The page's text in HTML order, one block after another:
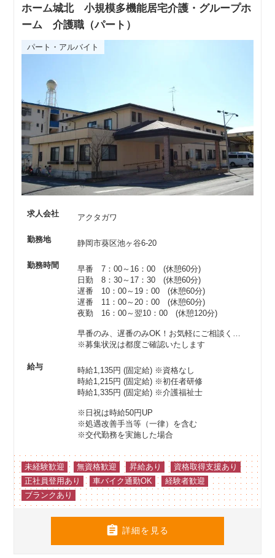
ホーム城北 小規模多機能居宅介護・グループホ
ーム 介護職（パート）
パート・アルバイト
求人会社 アクタガワ
勤務地 静岡市葵区池ヶ谷6-20
勤務時間
早番 7：00～16：00 (休憩60分)
日勤 8：30～17：30 (休憩60分)
遅番 10：00～19：00 (休憩60分)
遅番 11：00～20：00 (休憩60分)
夜勤 16：00～翌10：00 (休憩120分)
早番のみ、遅番のみOK！お気軽にご相談ください♪
※募集状況は都度ご確認いたします
給与 時給1,135円 (固定給) ※資格なし
時給1,215円 (固定給) ※初任者研修
時給1,335円 (固定給) ※介護福祉士
※日祝は時給50円UP
※処遇改善手当等（一律）を含む
※交代勤務を実施した場合
未経験歓迎 無資格歓迎 昇給あり
資格取得支援あり
正社員登用あり
車バイク通勤OK
経験者歓迎
ブランクあり
 詳細を見る